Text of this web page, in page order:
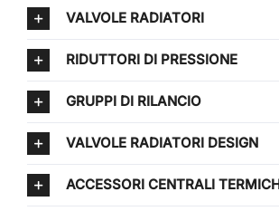
VALVOLE RADIATORI
RIDUTTORI DI PRESSIONE
GRUPPI DI RILANCIO
VALVOLE RADIATORI DESIGN
ACCESSORI CENTRALI